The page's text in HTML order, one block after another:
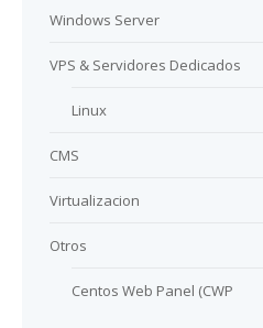
Windows Server
VPS & Servidores Dedicados
Linux
CMS
Virtualizacion
Otros
Centos Web Panel (CWP